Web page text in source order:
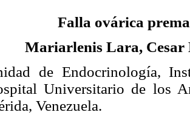
Falla ovárica
Mariarlenis Lara, Cesar
de Endocrinología,
Universitario de los
Venezuela.